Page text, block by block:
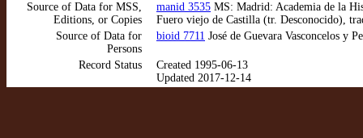
Source of Data for MSS,
Editions, or Copies
manid 3535 MS: Madrid: Academia de la
Fuero viejo de Castilla (tr. Desconocido),
Source of Data for
Persons
bioid 7711 José de Guevara Vasconcelos y
Record Status
Created 1995-06-13
Updated 2017-12-14